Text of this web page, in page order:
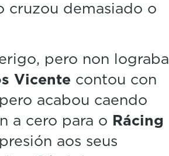
cruzou demasiado o
pero non lograba
Vicente contou con
acabou caendo
a cero para o Rácing
aos seus